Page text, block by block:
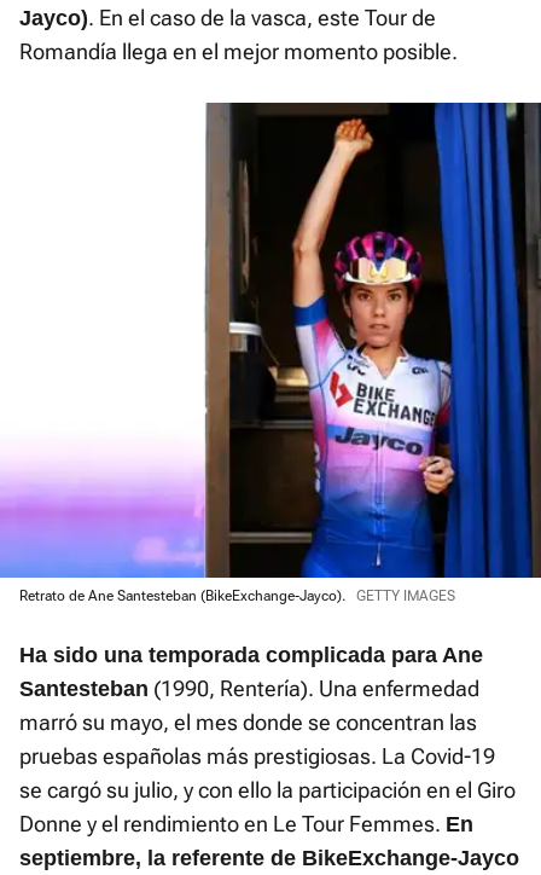
Jayco). En el caso de la vasca, este Tour de
Romandía llega en el mejor momento posible.
Retrato de Ane Santesteban (BikeExchange-Jayco). GETTY IMAGES
Ha sido una temporada complicada para Ane
Santesteban (1990, Rentería). Una enfermedad
marró su mayo, el mes donde se concentran las
pruebas españolas más prestigiosas. La Covid-19
se cargó su julio, y con ello la participación en el Giro
Donne y el rendimiento en Le Tour Femmes. En
septiembre, la referente de BikeExchange-Jayco